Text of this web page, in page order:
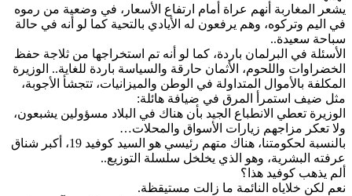
يشعر المغاربة أنهم عراة أمام ارتفاع الأسعار، في وضعية من رموه
في اليم وتركوه، وهم يرفعون له الأيادي بالتحية كما لو أنه في حالة
سباحة سعيدة‫..‬
الأسئلة في البرلمان باردة، كما لو أنه تم استخراجها من ثلاجة حفظ
الخضراوات واللحوم، الأثمان حارقة والسياسة باردة للغاية‫..‬ الوزيرة
المكلفة بالأموال المتداولة في الوطن والميزانيات، تتجشأ الأجوبة،
مثل ضيف استمرأ المرق في ضيافة هائلة‫:‬
الوزيرة تعطي الانطباع الجيد بأن هناك في البلاد مسؤولين يشبعون،
ولا تعكر مزاجهم زيارات الأسواق والمحلات…
بالنسبة لحكومتنا، هناك متهم رئيسي هو السيد كوفيد 19، أكبر شناق
عرفته البشرية، وهو الذي يخلخل سلسلة التوزيع‫..‬
ألم يذهب كوفيد هذا؟
نعم لكن خلاياه النائمة ما زالت مستيقظة‫.‬